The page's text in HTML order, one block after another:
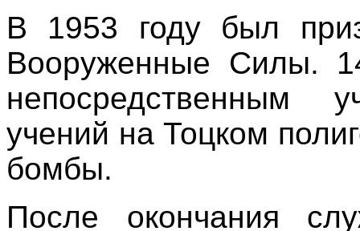
В 1953 году был
Вооруженные Силы.
непосредственным
учений на Тоцком
бомбы.
После окончания